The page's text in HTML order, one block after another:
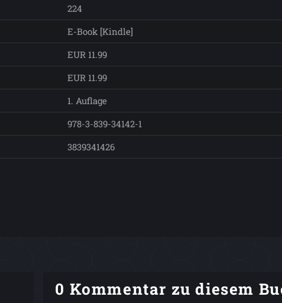
224
E-Book [Kindle]
EUR 11.99
EUR 11.99
1. Auflage
978-3-839-34142-1
3839341426
0 Kommentar zu diesem